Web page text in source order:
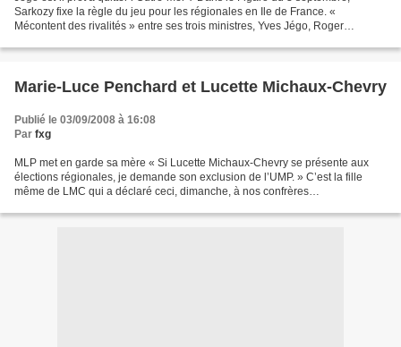
Sarkozy fixe la règle du jeu pour les régionales en Ile de France. «
Mécontent des rivalités » entre ses trois ministres, Yves Jégo, Roger
Marie-Luce Penchard et Lucette Michaux-Chevry
Publié le 03/09/2008 à 16:08
Par fxg
MLP met en garde sa mère « Si Lucette Michaux-Chevry se présente aux
élections régionales, je demande son exclusion de l’UMP. » C’est la fille
même de LMC qui a déclaré ceci, dimanche, à nos confrères